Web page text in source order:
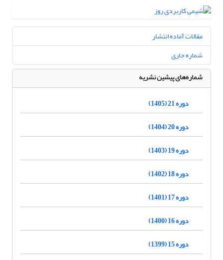
مقالات آماده انتشار
شماره جاری
شماره‌های پیشین نشریه
دوره 21 (1405)
دوره 20 (1404)
دوره 19 (1403)
دوره 18 (1402)
دوره 17 (1401)
دوره 16 (1400)
دوره 15 (1399)